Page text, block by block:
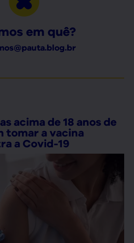
em quê?
acima de 18 anos de
tomar a vacina
a Covid-19